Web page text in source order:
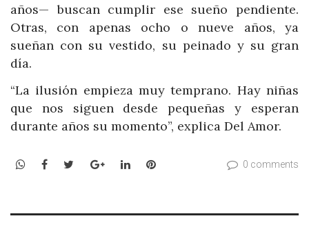
años— buscan cumplir ese sueño pendiente.
Otras, con apenas ocho o nueve años, ya
sueñan con su vestido, su peinado y su gran
día.
“La ilusión empieza muy temprano. Hay niñas
que nos siguen desde pequeñas y esperan
durante años su momento”, explica Del Amor.
WhatsApp
Facebook
TwitterGoogle+LinkedInPinterest 0 comments